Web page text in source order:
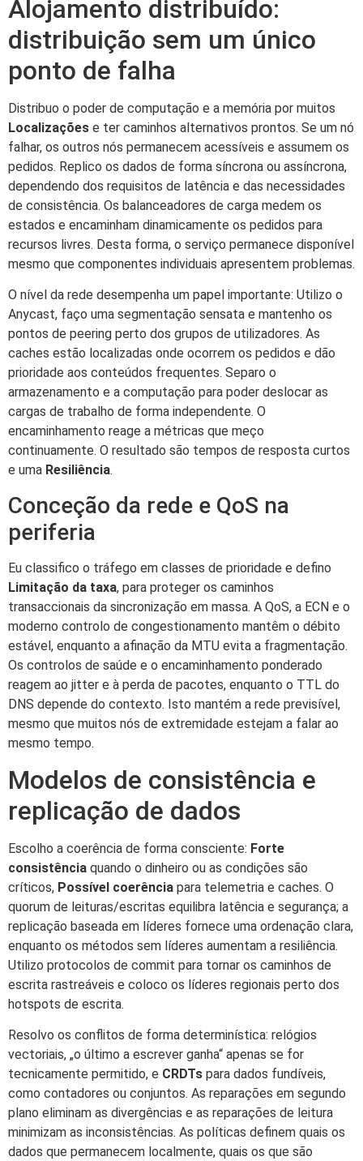
Alojamento distribuído:
distribuição sem um único
ponto de falha
Distribuo o poder de computação e a memória por muitos
Localizações e ter caminhos alternativos prontos. Se um nó
falhar, os outros nós permanecem acessíveis e assumem os
pedidos. Replico os dados de forma síncrona ou assíncrona,
dependendo dos requisitos de latência e das necessidades
de consistência. Os balanceadores de carga medem os
estados e encaminham dinamicamente os pedidos para
recursos livres. Desta forma, o serviço permanece disponível
mesmo que componentes individuais apresentem problemas.
O nível da rede desempenha um papel importante: Utilizo o
Anycast, faço uma segmentação sensata e mantenho os
pontos de peering perto dos grupos de utilizadores. As
caches estão localizadas onde ocorrem os pedidos e dão
prioridade aos conteúdos frequentes. Separo o
armazenamento e a computação para poder deslocar as
cargas de trabalho de forma independente. O
encaminhamento reage a métricas que meço
continuamente. O resultado são tempos de resposta curtos
e uma Resiliência.
Conceção da rede e QoS na
periferia
Eu classifico o tráfego em classes de prioridade e defino
Limitação da taxa, para proteger os caminhos
transaccionais da sincronização em massa. A QoS, a ECN e o
moderno controlo de congestionamento mantêm o débito
estável, enquanto a afinação da MTU evita a fragmentação.
Os controlos de saúde e o encaminhamento ponderado
reagem ao jitter e à perda de pacotes, enquanto o TTL do
DNS depende do contexto. Isto mantém a rede previsível,
mesmo que muitos nós de extremidade estejam a falar ao
mesmo tempo.
Modelos de consistência e
replicação de dados
Escolho a coerência de forma consciente: Forte
consistência quando o dinheiro ou as condições são
críticos, Possível coerência para telemetria e caches. O
quorum de leituras/escritas equilibra latência e segurança; a
replicação baseada em líderes fornece uma ordenação clara,
enquanto os métodos sem líderes aumentam a resiliência.
Utilizo protocolos de commit para tornar os caminhos de
escrita rastreáveis e coloco os líderes regionais perto dos
hotspots de escrita.
Resolvo os conflitos de forma determinística: relógios
vectoriais, „o último a escrever ganha“ apenas se for
tecnicamente permitido, e CRDTs para dados fundíveis,
como contadores ou conjuntos. As reparações em segundo
plano eliminam as divergências e as reparações de leitura
minimizam as inconsistências. As políticas definem quais os
dados que permanecem localmente, quais os que são